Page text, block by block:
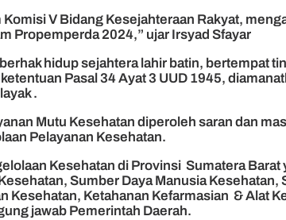
V Bidang Kesejahteraan Rakyat,
Propemperda 2024,” ujar Irsyad Sfayar
hidup sejahtera lahir batin, bertempat
Pasal 34 Ayat 3 UUD 1945,
.
Mutu Kesehatan diperoleh saran dan
Pelayanan Kesehatan.
Kesehatan di Provinsi Sumatera
Sumber Daya Manusia
Ketahanan Kefarmasian & Alat
jawab Pemerintah Daerah.